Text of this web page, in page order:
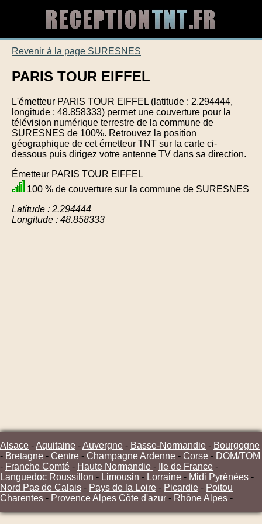
Revenir à la page SURESNES
PARIS TOUR EIFFEL
L'émetteur PARIS TOUR EIFFEL (latitude : 2.294444,
longitude : 48.858333) permet une couverture pour la
télévision numérique terrestre de la commune de
SURESNES de 100%. Retrouvez la position
géographique de cet émetteur TNT sur la carte ci-
dessous puis dirigez votre antenne TV dans sa direction.
Émetteur PARIS TOUR EIFFEL
100 % de couverture sur la commune de SURESNES
Latitude : 2.294444
Longitude : 48.858333
Alsace -Aquitaine -Auvergne - Basse-Normandie - Bourgogne
- Bretagne - Centre - Champagne Ardenne - Corse - DOM/TOM
- Franche Comté - Haute Normandie - Ile de France -
Languedoc Roussillon - Limousin - Lorraine - Midi Pyrénées -
Nord Pas de Calais - Pays de la Loire - Picardie - Poitou
Charentes - Provence Alpes Côte d'azur - Rhône Alpes -